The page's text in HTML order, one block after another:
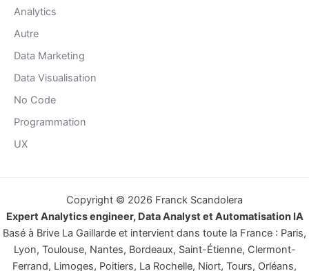
Analytics
Autre
Data Marketing
Data Visualisation
No Code
Programmation
UX
Copyright © 2026 Franck Scandolera
Expert Analytics engineer, Data Analyst et Automatisation IA
Basé à Brive La Gaillarde et intervient dans toute la France : Paris,
Lyon, Toulouse, Nantes, Bordeaux, Saint-Étienne, Clermont-
Ferrand, Limoges, Poitiers, La Rochelle, Niort, Tours, Orléans,